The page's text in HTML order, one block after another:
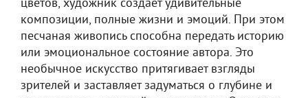
цветов, художник создает удивительные
композиции, полные жизни и эмоций. При этом
песчаная живопись способна передать историю
или эмоциональное состояние автора. Это
необычное искусство притягивает взгляды
зрителей и заставляет задуматься о глубине и